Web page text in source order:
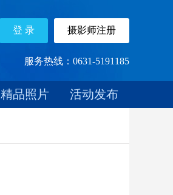
服务热线：0631-5191185
精品照片 活动发布